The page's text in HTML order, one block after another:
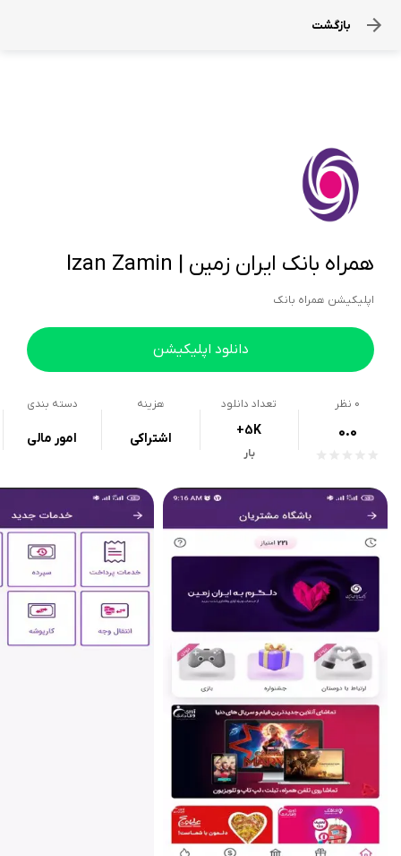
بازگشت
همراه بانک ایران زمین | Izan Zamin
اپلیکیشن همراه بانک
دانلود اپلیکیشن
0 نظر
0.0
تعداد دانلود
+5K
بار
هزینه
اشتراکی
دسته بندی
امور مالی